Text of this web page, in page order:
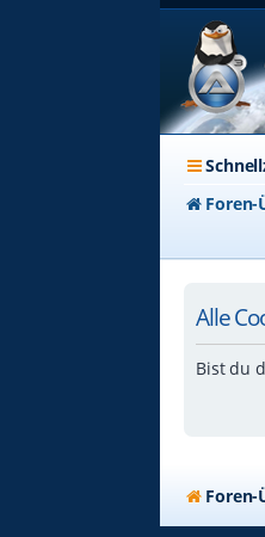
Foren-
Alle
Bist du
Foren-